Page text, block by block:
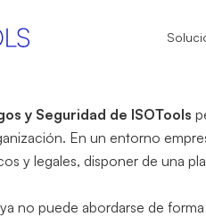
y Seguridad de ISOTools
En un entorno
y legales, disponer de una
no puede abordarse de